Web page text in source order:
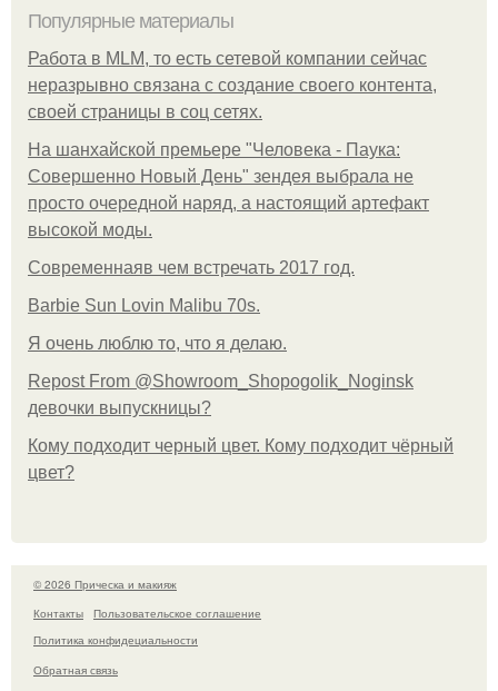
Популярные материалы
Работа в MLM, то есть сетевой компании сейчас
неразрывно связана с создание своего контента,
своей страницы в соц сетях.
На шанхайской премьере "Человека - Паука:
Совершенно Новый День" зендея выбрала не
просто очередной наряд, а настоящий артефакт
высокой моды.
Современнаяв чем встречать 2017 год.
Barbie Sun Lovin Malibu 70s.
Я очень люблю то, что я делаю.
Repost From @Showroom_Shopogolik_Noginsk
девочки выпускницы?
Кому подходит черный цвет. Кому подходит чёрный
цвет?
© 2026 Прическа и макияж
Контакты
Пользовательское соглашение
Политика конфидециальности
Обратная связь